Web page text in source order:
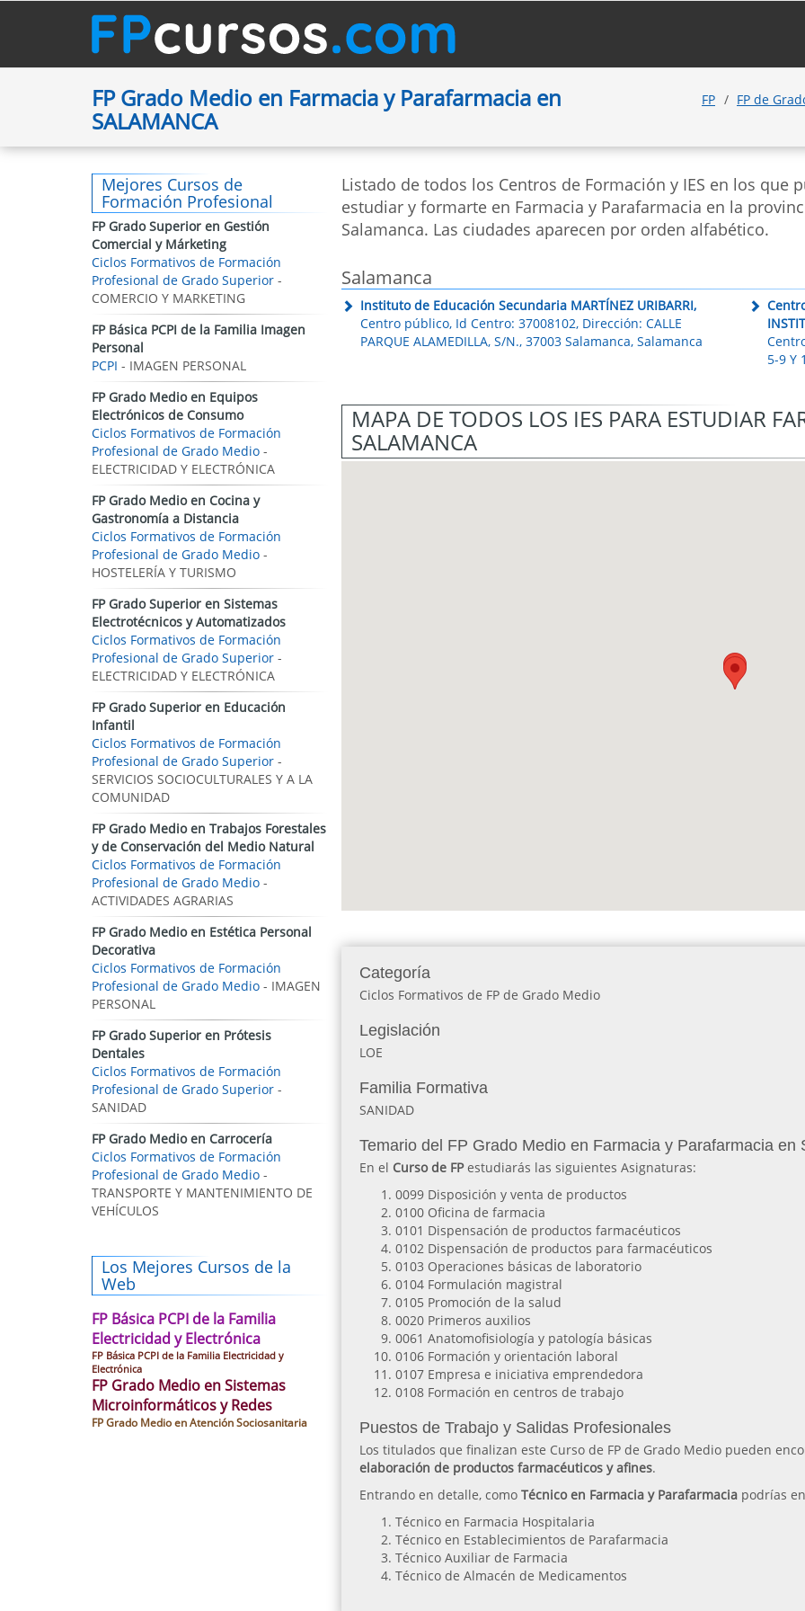
FP Grado Medio en Farmacia y Parafarmacia en
SALAMANCA
FP FP de
Listado de todos los Centros de Formación y IES en los que
estudiar y formarte en Farmacia y Parafarmacia en la
Salamanca. Las ciudades aparecen por orden alfabético.
Salamanca
Instituto de Educación Secundaria MARTÍNEZ URIBARRI,
Centro público, Id Centro: 37008102, Dirección: CALLE
PARQUE ALAMEDILLA, S/N., 37003 Salamanca, Salamanca
5-9 Y
MAPA DE TODOS LOS IES PARA ESTUDIAR
SALAMANCA
Categoría
Ciclos Formativos de FP de Grado Medio
Legislación
LOE
Familia Formativa
SANIDAD
Temario del FP Grado Medio en Farmacia y Parafarmacia en
En el Curso de FPestudiarás las siguientes Asignaturas:
0099 Disposición y venta de productos
0100 Oficina de farmacia
0101 Dispensación de productos farmacéuticos
0102 Dispensación de productos para farmacéuticos
0103 Operaciones básicas de laboratorio
0104 Formulación magistral
0105 Promoción de la salud
0020 Primeros auxilios
0061 Anatomofisiología y patología básicas
0106 Formación y orientación laboral
0107 Empresa e iniciativa emprendedora
0108 Formación en centros de trabajo
Puestos de Trabajo y Salidas Profesionales
Los titulados que finalizan este Curso de FP de Grado Medio pueden
elaboración de productos farmacéuticos y afines.
Entrando en detalle, como Técnico en Farmacia y Parafarmaciapodrías
Técnico en Farmacia Hospitalaria
Técnico en Establecimientos de Parafarmacia
Técnico Auxiliar de Farmacia
Técnico de Almacén de Medicamentos
Mejores Cursos de
Formación Profesional
FP Grado Superior en Gestión
Comercial y Márketing
Ciclos Formativos de Formación
Profesional de Grado Superior -
COMERCIO Y MARKETING
FP Básica PCPI de la Familia Imagen
Personal
PCPI - IMAGEN PERSONAL
FP Grado Medio en Equipos
Electrónicos de Consumo
Ciclos Formativos de Formación
Profesional de Grado Medio -
ELECTRICIDAD Y ELECTRÓNICA
FP Grado Medio en Cocina y
Gastronomía a Distancia
Ciclos Formativos de Formación
Profesional de Grado Medio -
HOSTELERÍA Y TURISMO
FP Grado Superior en Sistemas
Electrotécnicos y Automatizados
Ciclos Formativos de Formación
Profesional de Grado Superior -
ELECTRICIDAD Y ELECTRÓNICA
FP Grado Superior en Educación
Infantil
Ciclos Formativos de Formación
Profesional de Grado Superior -
SERVICIOS SOCIOCULTURALES Y A LA
COMUNIDAD
FP Grado Medio en Trabajos Forestales
y de Conservación del Medio Natural
Ciclos Formativos de Formación
Profesional de Grado Medio -
ACTIVIDADES AGRARIAS
FP Grado Medio en Estética Personal
Decorativa
Ciclos Formativos de Formación
Profesional de Grado Medio - IMAGEN
PERSONAL
FP Grado Superior en Prótesis
Dentales
Ciclos Formativos de Formación
Profesional de Grado Superior -
SANIDAD
FP Grado Medio en Carrocería
Ciclos Formativos de Formación
Profesional de Grado Medio -
TRANSPORTE Y MANTENIMIENTO DE
VEHÍCULOS
Los Mejores Cursos de la
Web
FP Básica PCPI de la Familia
Electricidad y Electrónica
FP Básica PCPI de la Familia Electricidad y
Electrónica
FP Grado Medio en Sistemas
Microinformáticos y Redes
FP Grado Medio en Atención Sociosanitaria